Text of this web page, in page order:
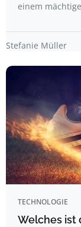
einem
Stefanie Müller
TECHNOLOGIE
Welches ist